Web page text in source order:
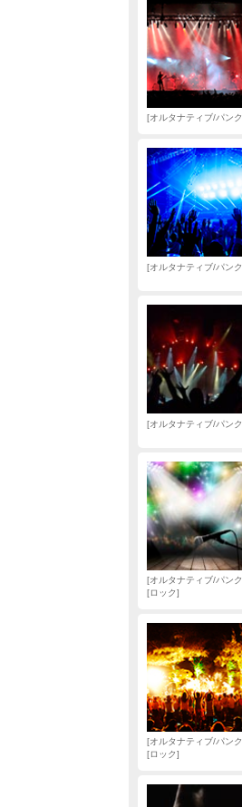
オルタナティブ/パンク
オルタナティブ/パンク
オルタナティブ/パンク
オルタナティブ/パンク
ロック
オルタナティブ/パンク
ロック